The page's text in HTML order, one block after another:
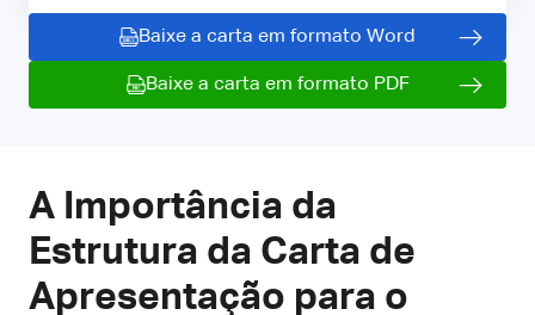
Baixe a carta em formato Word
Baixe a carta em formato PDF
A Importância da
Estrutura da Carta de
Apresentação para o